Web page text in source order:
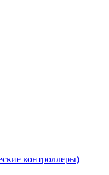
контроллеры)